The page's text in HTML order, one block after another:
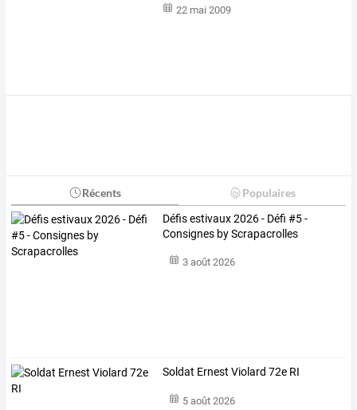
22 mai 2009
Récents Populaires
Défis estivaux 2026 - Défi #5 -
Consignes by Scrapacrolles
3 août 2026
Soldat Ernest Violard 72e RI
5 août 2026